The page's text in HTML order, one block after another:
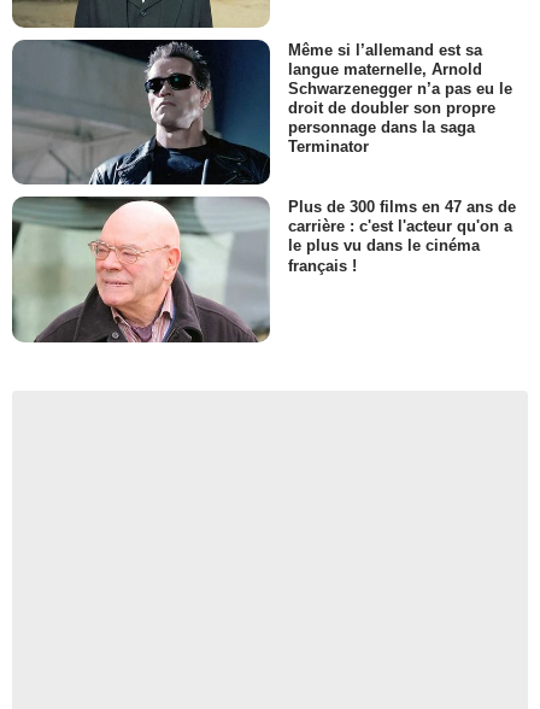
Même si l’allemand est sa
langue maternelle, Arnold
Schwarzenegger n’a pas eu le
droit de doubler son propre
personnage dans la saga
Terminator
Plus de 300 films en 47 ans de
carrière : c'est l'acteur qu'on a
le plus vu dans le cinéma
français !